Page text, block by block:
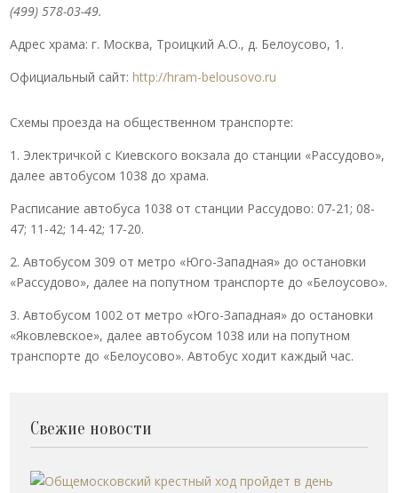
(499) 578-03-49.
Адрес храма: г. Москва, Троицкий А.О., д. Белоусово, 1.
Официальный сайт:http://hram-belousovo.ru
Схемы проезда на общественном транспорте:
1. Электричкой с Киевского вокзала до станции «Рассудово»,
далее автобусом 1038 до храма.
Расписание автобуса 1038 от станции Рассудово: 07-21; 08-
47; 11-42; 14-42; 17-20.
2. Автобусом 309 от метро «Юго-Западная» до остановки
«Рассудово», далее на попутном транспорте до «Белоусово».
3. Автобусом 1002 от метро «Юго-Западная» до остановки
«Яковлевское», далее автобусом 1038 или на попутном
транспорте до «Белоусово». Автобус ходит каждый час.
Свежие новости